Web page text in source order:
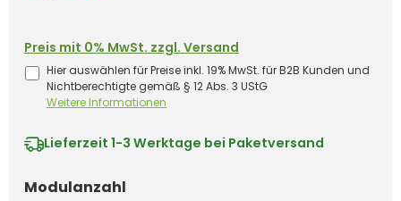
Preis mit 0% MwSt. zzgl. Versand
Hier auswählen für Preise inkl. 19% MwSt. für B2B Kunden und
Nichtberechtigte gemäß § 12 Abs. 3 UStG
Weitere Informationen
Lieferzeit 1-3 Werktage bei Paketversand
Modulanzahl